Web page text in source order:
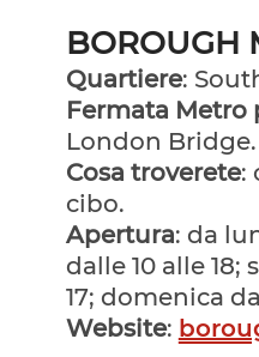
BOROUGH
Quartiere:
Fermata Metro
London Bridge.
Cosa troverete:
cibo.
Apertura: da
dalle 10 alle 18;
17; domenica
Website: